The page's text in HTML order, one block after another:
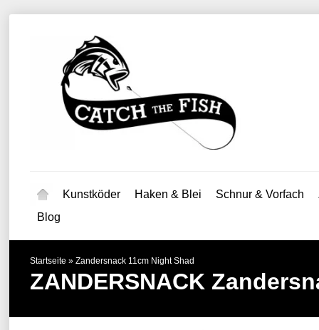
Kunstköder Haken & Blei Schnur & Vorfach
Blog
Startseite » Zandersnack 11cm Night Shad
ZANDERSNACK